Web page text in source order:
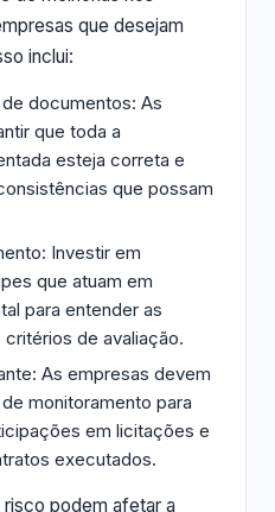
que desejam
inclui:
documentos: As
que toda a
esteja correta e
que possam
Investir em
que atuam em
para entender as
de avaliação.
As empresas devem
monitoramento para
em licitações e
executados.
podem afetar a